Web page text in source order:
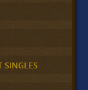
SINGLES